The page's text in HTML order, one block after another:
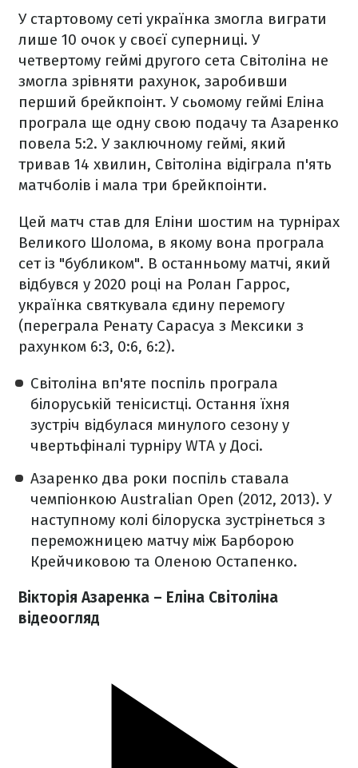
У стартовому сеті українка змогла виграти
лише 10 очок у своєї суперниці. У
четвертому геймі другого сета Світоліна не
змогла зрівняти рахунок, заробивши
перший брейкпоінт. У сьомому геймі Еліна
програла ще одну свою подачу та Азаренко
повела 5:2. У заключному геймі, який
тривав 14 хвилин, Світоліна відіграла п'ять
матчболів і мала три брейкпоінти.
Цей матч став для Еліни шостим на турнірах
Великого Шолома, в якому вона програла
сет із "бубликом". В останньому матчі, який
відбувся у 2020 році на Ролан Гаррос,
українка святкувала єдину перемогу
(переграла Ренату Сарасуа з Мексики з
рахунком 6:3, 0:6, 6:2).
Світоліна вп'яте поспіль програла
білоруській тенісистці. Остання їхня
зустріч відбулася минулого сезону у
чвертьфіналі турніру WTA у Досі.
Азаренко два роки поспіль ставала
чемпіонкою Australian Open (2012, 2013). У
наступному колі білоруска зустрінеться з
переможницею матчу між Барборою
Крейчиковою та Оленою Остапенко.
Вікторія Азаренка – Еліна Світоліна
відеоогляд